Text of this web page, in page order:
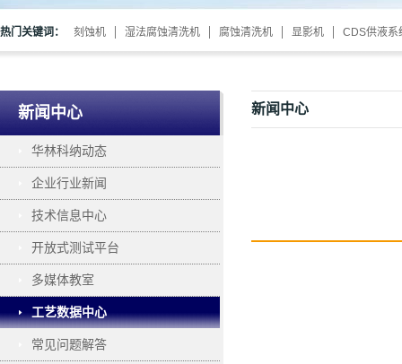
热门关键词： 刻蚀机 湿法腐蚀清洗机 腐蚀清洗机 显影机 CDS供液系
新闻中心
华林科纳动态
企业行业新闻
技术信息中心
开放式测试平台
多媒体教室
工艺数据中心
常见问题解答
新闻中心